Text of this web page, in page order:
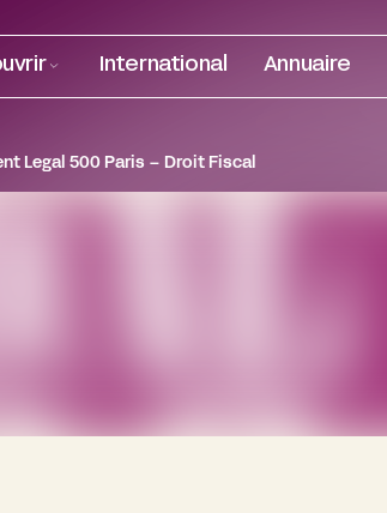
International Annuaire
Legal 500 Paris – Droit Fiscal